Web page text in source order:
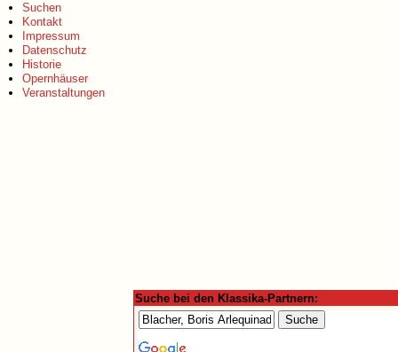
Suchen
Kontakt
Impressum
Datenschutz
Historie
Opernhäuser
Veranstaltungen
Suche bei den Klassika-Partnern: